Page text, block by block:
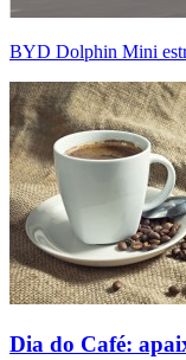
BYD Dolphin Mini
Dia do Café: